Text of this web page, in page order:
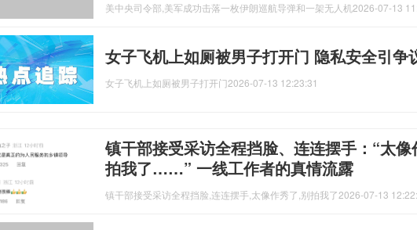
美中央司令部,美军成功击落一枚伊朗巡航导弹和一架无人机 2026-07-13
女子飞机上如厕被男子打开门 隐私安全引争
女子飞机上如厕被男子打开门2026-07-13 12:23:31
镇干部接受采访全程挡脸、连连摆手：“太
拍我了……” 一线工作者的真情流露
镇干部接受采访全程挡脸,连连摆手,太像作秀了,别拍我了2026-07-13